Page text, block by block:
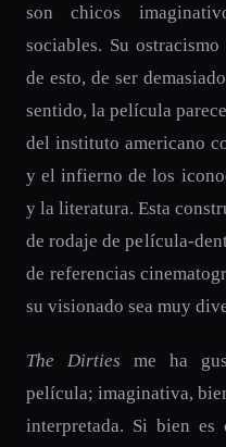
son chicos
sociables. Su
de esto, de ser
sentido, la película
del instituto americano
y el infierno de los
y la literatura. Esta
de rodaje de película-
de referencias
su visionado sea muy
The Dirties me ha
película; imaginativa,
interpretada. Si bien es